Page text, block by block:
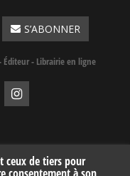
ceux de tiers pour
- Librairie en ligne